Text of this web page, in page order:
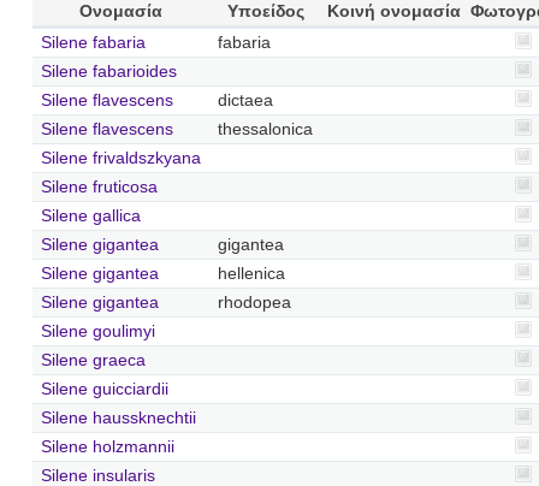
Ονομασία Υποείδος Κοινή ονομασία
Silene fabaria
fabaria
Silene fabarioides
Silene flavescens
dictaea
Silene flavescens
thessalonica
Silene frivaldszkyana
Silene fruticosa
Silene gallica
Silene gigantea
gigantea
Silene gigantea
hellenica
Silene gigantea
rhodopea
Silene goulimyi
Silene graeca
Silene guicciardii
Silene haussknechtii
Silene holzmannii
Silene insularis